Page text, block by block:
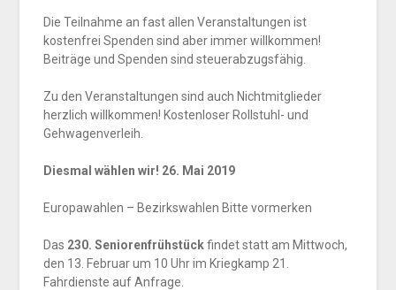
Die Teilnahme an fast allen Veranstaltungen ist
kostenfrei Spenden sind aber immer willkommen!
Beiträge und Spenden sind steuerabzugsfähig.
Zu den Veranstaltungen sind auch Nichtmitglieder
herzlich willkommen! Kostenloser Rollstuhl- und
Gehwagenverleih.
Diesmal wählen wir! 26. Mai 2019
Europawahlen – Bezirkswahlen Bitte vormerken
Das 230. Seniorenfrühstückfindet statt am Mittwoch,
den 13. Februar um 10 Uhr im Kriegkamp 21.
Fahrdienste auf Anfrage.